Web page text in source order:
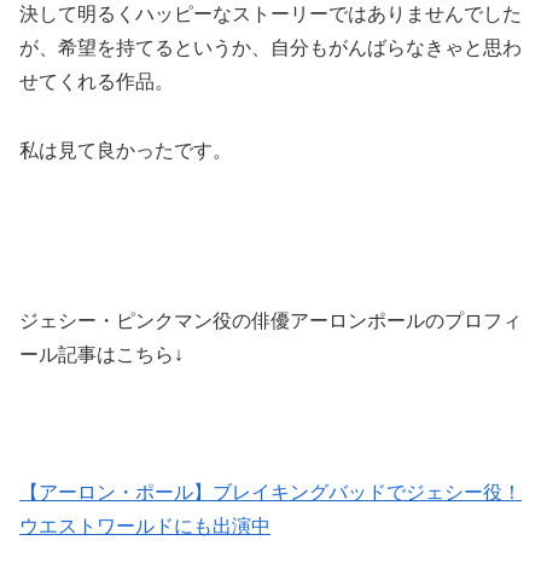
決して明るくハッピーなストーリーではありませんでした
が、希望を持てるというか、自分もがんばらなきゃと思わ
せてくれる作品。
私は見て良かったです。
ジェシー・ピンクマン役の俳優アーロンポールのプロフィ
ール記事はこちら↓
【アーロン・ポール】ブレイキングバッドでジェシー役！
ウエストワールドにも出演中